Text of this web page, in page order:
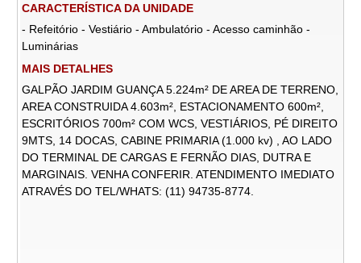
CARACTERÍSTICA DA UNIDADE
- Refeitório - Vestiário - Ambulatório - Acesso caminhão -
Luminárias
MAIS DETALHES
GALPÃO JARDIM GUANÇA 5.224m² DE AREA DE TERRENO,
AREA CONSTRUIDA 4.603m², ESTACIONAMENTO 600m²,
ESCRITÓRIOS 700m² COM WCS, VESTIÁRIOS, PÉ DIREITO
9MTS, 14 DOCAS, CABINE PRIMARIA (1.000 kv) , AO LADO
DO TERMINAL DE CARGAS E FERNÃO DIAS, DUTRA E
MARGINAIS. VENHA CONFERIR. ATENDIMENTO IMEDIATO
ATRAVÉS DO TEL/WHATS: (11) 94735-8774.